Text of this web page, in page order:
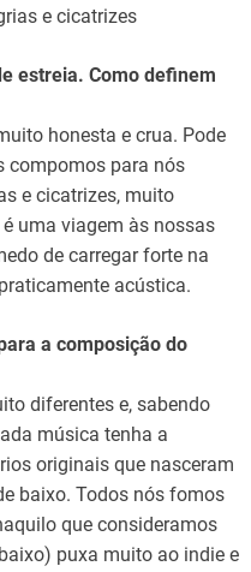
e cicatrizes
estreia. Como definem
honesta e crua. Pode
compomos para nós
e cicatrizes, muito
uma viagem às nossas
de carregar forte na
acústica.
a composição do
diferentes e, sabendo
música tenha a
originais que nasceram
baixo. Todos nós fomos
que consideramos
puxa muito ao indie e